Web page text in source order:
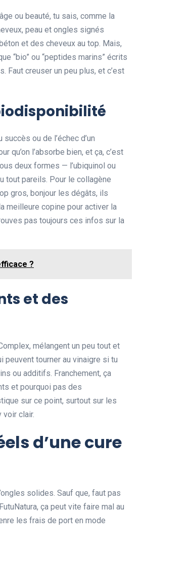
ou beauté, tu sais, comme la
peau et ongles signés
et des cheveux au top. Mais,
“bio” ou “peptides marins” écrits
Faut creuser un peu plus, et c’est
ou de l’échec d’un
qu’on l’absorbe bien, et ça, c’est
deux formes — l’ubiquinol ou
tout pareils. Pour le collagène
gros, bonjour les dégâts, ils
meilleure copine pour activer la
pas toujours ces infos sur la
?
et des
mélangent un peu tout et
peuvent tourner au vinaigre si tu
ou additifs. Franchement, ça
et pourquoi pas des
sur ce point, surtout sur les
voir clair.
d’une cure
solides. Sauf que, faut pas
ça peut vite faire mal au
les frais de port en mode